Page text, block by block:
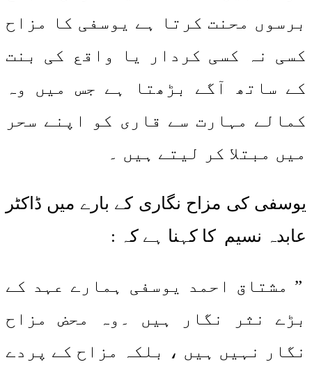
برسوں محنت کرتا ہے یوسفی کا مزاح
کسی نہ کسی کردار یا واقع کی بنت
کے ساتھ آگے بڑھتا ہے جس میں وہ
کمالے مہارت سے قاری کو اپنے سحر
میں مبتلا کر لیتے ہیں ۔
یوسفی کی مزاح نگاری کے بارے میں ڈاکٹر
عابدہ نسیم کا کہنا ہے کہ :
” مشتاق احمد یوسفی ہمارے عہد کے
بڑے نثر نگار ہیں ۔وہ محض مزاح
نگار نہیں ہیں ، بلکہ مزاح کے پردے